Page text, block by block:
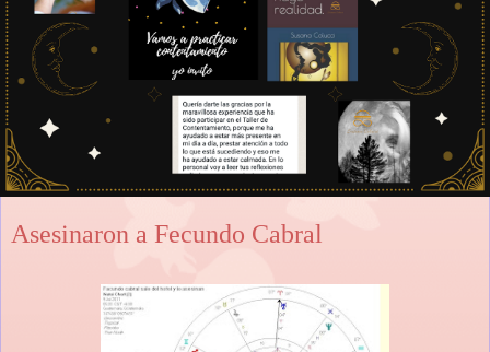
Asesinaron a Fecundo Cabral